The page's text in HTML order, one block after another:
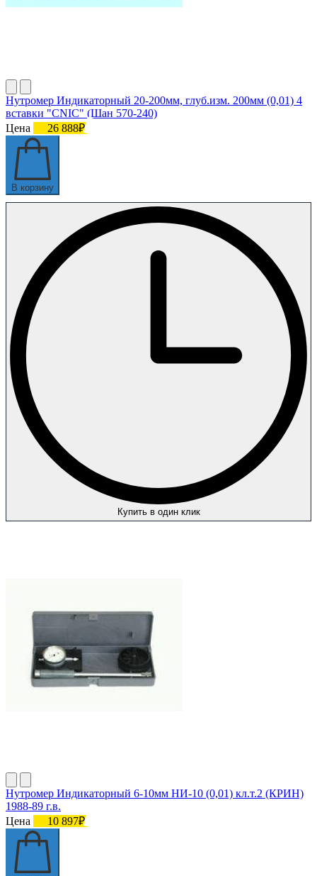
Нутромер Индикаторный 20-200мм, глуб.изм. 200мм (0,01) 4
вставки "CNIC" (Шан 570-240)
Цена
26 888₽
В корзину
Купить в один клик
Нутромер Индикаторный 6-10мм НИ-10 (0,01) кл.т.2 (КРИН)
1988-89 г.в.
Цена
10 897₽